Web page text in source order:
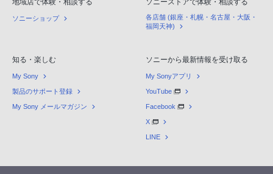
地域店で体験・相談する
ソニーショップ
ソニーストアで体験・相談する
各店舗 (銀座・札幌・名古屋・大阪・
福岡天神)
知る・楽しむ
My Sony
製品のサポート登録
My Sony メールマガジン
ソニーから最新情報を受け取る
My Sonyアプリ
YouTube
Facebook
X
LINE